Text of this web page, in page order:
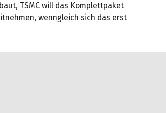
TSMC will das Komplettpaket
wenngleich sich das erst